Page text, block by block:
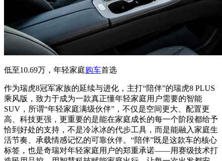
低至10.69万，年轻家庭购车首选
作为瑞虎8冠军家族的延续与进化，主打“陪伴”的瑞虎8 PLUS
乘风版，致力于成为一款真正懂年轻家庭用户需要的智能
SUV，所谓“年轻家庭满级伙伴”，不仅是空间更大、配置更
高、科技更强，更重要的是能在家庭成长的每一个阶段都给予
恰到好处的支持，不是冷冰冰的代步工具，而是能融入家庭生
活节奏、承载情感记忆的可靠伙伴。“陪伴”既是这款车的核心
标签，也是奇瑞对年轻家庭用户的郑重承诺——用赛级技术打